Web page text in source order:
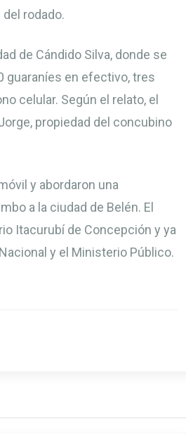
rodado.
de Cándido Silva, donde se
guaraníes en efectivo, tres
celular. Según el relato, el
propiedad del concubino
y abordaron una
a la ciudad de Belén. El
Itacurubí de Concepción y ya
y el Ministerio Público.